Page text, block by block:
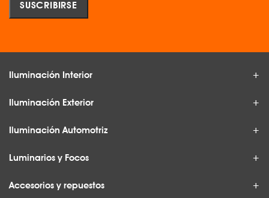
Iluminación Interior
Iluminación Exterior
Iluminación Automotriz
Luminarios y Focos
Accesorios y repuestos